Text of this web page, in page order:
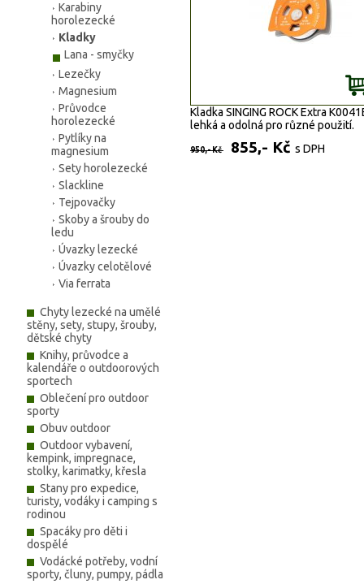
Karabiny
horolezecké
Kladky
Lana - smyčky
Lezečky
Magnesium
Průvodce
horolezecké
Pytlíky na
magnesium
Sety horolezecké
Slackline
Tejpovačky
Skoby a šrouby do
ledu
Úvazky lezecké
Úvazky celotělové
Via ferrata
Chyty lezecké na umělé
stěny, sety, stupy, šrouby,
dětské chyty
Knihy, průvodce a
kalendáře o outdoorových
sportech
Oblečení pro outdoor
sporty
Obuv outdoor
Outdoor vybavení,
kempink, impregnace,
stolky, karimatky, křesla
Stany pro expedice,
turisty, vodáky i camping s
rodinou
Spacáky pro děti i
dospělé
Vodácké potřeby, vodní
sporty, čluny, pumpy, pádla
Kladka SINGING ROCK Extra
lehká a odolná pro různé použití.
950,- Kč 855,- Kč s DPH